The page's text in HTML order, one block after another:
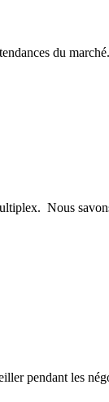
du marché.
Nous
pendant les